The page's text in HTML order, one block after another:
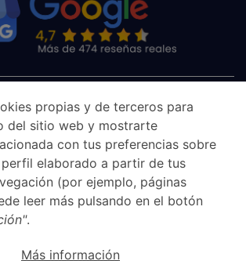
propias y de terceros para
del sitio web y mostrarte
con tus preferencias sobre
perfil elaborado a partir de tus
(por ejemplo, páginas
leer más pulsando en el botón
.
Más información